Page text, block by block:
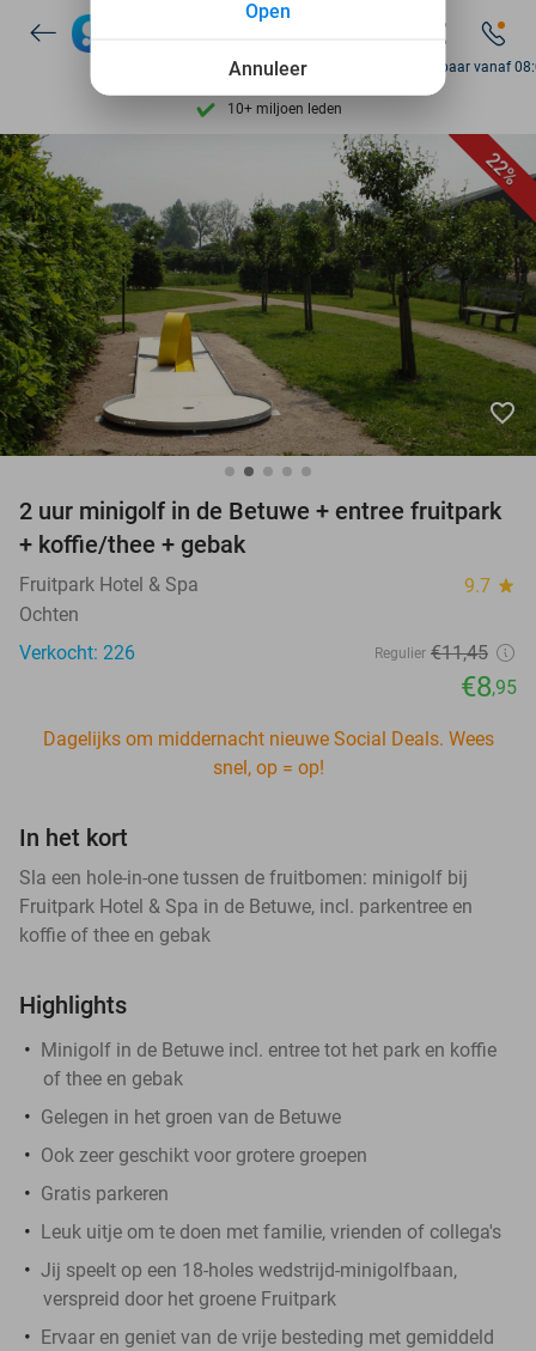
Ontdek 15.000+ deals
7 dagen per week beschikbaar
10+ miljoen leden
op basis van206.261 reviews
Ontdek 15.000+ deals
7 dagen per week beschikbaar
10+ miljoen leden
Bereikbaar vanaf
22%
favorite_border
2 uur minigolf in de Betuwe + entree fruitpark
+ koffie/thee + gebak
Fruitpark Hotel & Spa 9.7 star
Ochten
Verkocht: 226
Regulier €11,45
€8,95
Dagelijks om middernacht nieuwe Social Deals. Wees
snel, op = op!
In het kort
Sla een hole-in-one tussen de fruitbomen: minigolf bij
Fruitpark Hotel & Spa in de Betuwe, incl. parkentree en
koffie of thee en gebak
Highlights
Minigolf in de Betuwe incl. entree tot het park en koffie
of thee en gebak
Gelegen in het groen van de Betuwe
Ook zeer geschikt voor grotere groepen
Gratis parkeren
Leuk uitje om te doen met familie, vrienden of collega's
Jij speelt op een 18-holes wedstrijd-minigolfbaan,
verspreid door het groene Fruitpark
Ervaar en geniet van de vrije besteding met gemiddeld
Annuleer
Open